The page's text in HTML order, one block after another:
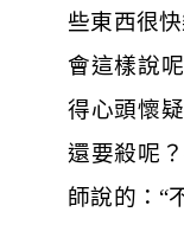
些東西很
會這樣說
得心頭懷
還要殺呢
師說的：“